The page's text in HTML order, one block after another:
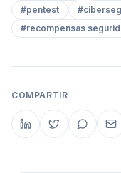
#pentest #
#recompensas
COMPARTIR